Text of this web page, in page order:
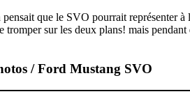
que le SVO pourrait représenter
sur les deux plans! mais
/ Ford Mustang SVO